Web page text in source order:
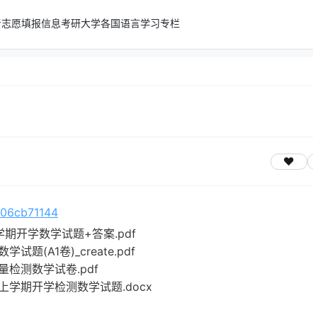
愿填报信息考研大学各国语言学习专栏
开学数学试题+答案.pdf
学试题(A1卷)_create.pdf
检测数学试卷.pdf
学期开学检测数学试题.docx